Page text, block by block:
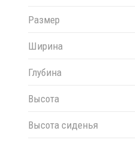
Размер
Ширина
Глубина
Высота
Высота сиденья